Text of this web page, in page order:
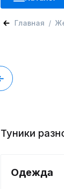
Главная
Туники
Одежда